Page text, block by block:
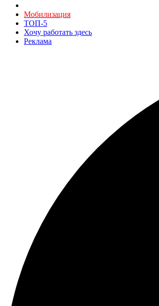
Мобилизация
ТОП-5
Хочу работать здесь
Реклама